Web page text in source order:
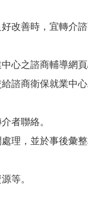
改善時，宜轉介
心之諮商輔導網頁/
諮商衛保就業中
者聯絡。
理，並於事後彙
等。